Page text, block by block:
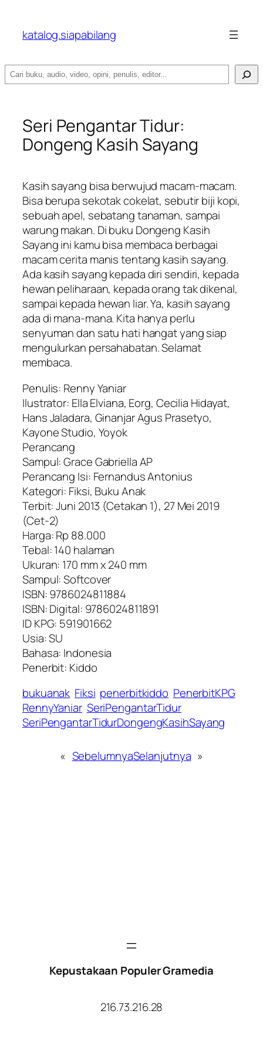
katalog.siapabilang
Search
Seri Pengantar Tidur:
Dongeng Kasih Sayang
Kasih sayang bisa berwujud macam-macam.
Bisa berupa sekotak cokelat, sebutir biji kopi,
sebuah apel, sebatang tanaman, sampai
warung makan. Di buku Dongeng Kasih
Sayang ini kamu bisa membaca berbagai
macam cerita manis tentang kasih sayang.
Ada kasih sayang kepada diri sendiri, kepada
hewan peliharaan, kepada orang tak dikenal,
sampai kepada hewan liar. Ya, kasih sayang
ada di mana-mana. Kita hanya perlu
senyuman dan satu hati hangat yang siap
mengulurkan persahabatan. Selamat
membaca.
Penulis: Renny Yaniar
Ilustrator: Ella Elviana, Eorg, Cecilia Hidayat,
Hans Jaladara, Ginanjar Agus Prasetyo,
Kayone Studio, Yoyok
Perancang
Sampul: Grace Gabriella AP
Perancang Isi: Fernandus Antonius
Kategori: Fiksi, Buku Anak
Terbit: Juni 2013 (Cetakan 1), 27 Mei 2019
(Cet-2)
Harga: Rp 88.000
Tebal: 140 halaman
Ukuran: 170 mm x 240 mm
Sampul: Softcover
ISBN: 9786024811884
ISBN: Digital: 9786024811891
ID KPG: 591901662
Usia: SU
Bahasa: Indonesia
Penerbit: Kiddo
bukuanak Fiksi penerbitkiddo PenerbitKPG
RennyYaniar SeriPengantarTidur
SeriPengantarTidurDongengKasihSayang
« SebelumnyaSelanjutnya »
Kepustakaan Populer Gramedia
216.73.216.28